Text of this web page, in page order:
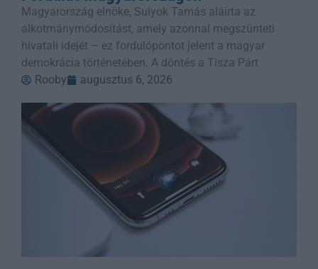
Magyarország elnöke, Sulyok Tamás aláírta az
alkotmánymódosítást, amely azonnal megszünteti
hivatali idejét – ez fordulópontot jelent a magyar
demokrácia történetében. A döntés a Tisza Párt
Rooby
augusztus 6, 2026